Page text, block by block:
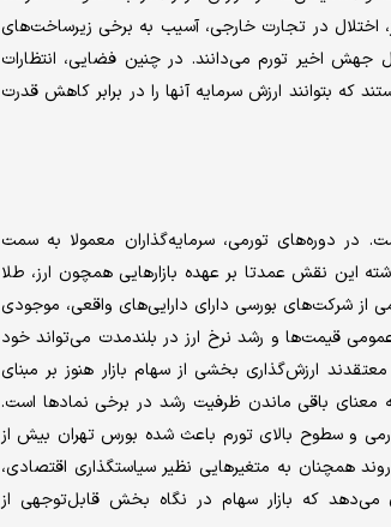
اختلال در تجارت خارجی، آسیب به برخی زیرساخت‌های
جهش اخیر تورم می‌دانند. در چنین فضایی، انتظارات
بتوانند ارزش سرمایه آنها را در برابر کاهش قدرت
در دوره‌های تورمی، سرمایه‌گذاران معمولا به سمت
این نقش عمدتا بر عهده بازارهایی همچون ارز، طلا
از شرکت‌های بورسی دارای دارایی‌های واقعی، موجودی
قیمت‌ها و رشد نرخ ارز در بلندمدت می‌تواند خود
ارزش‌گذاری بخشی از سهام بازار هنوز بر مبنای
معنای باقی ماندن ظرفیت رشد در برخی نمادها است.
و سطوح بالای تورم باعث شده بورس تهران بیش از
همچنان به متغیرهایی نظیر سیاستگذاری اقتصادی،
که بازار سهام در نگاه بخش قابل‌توجهی از